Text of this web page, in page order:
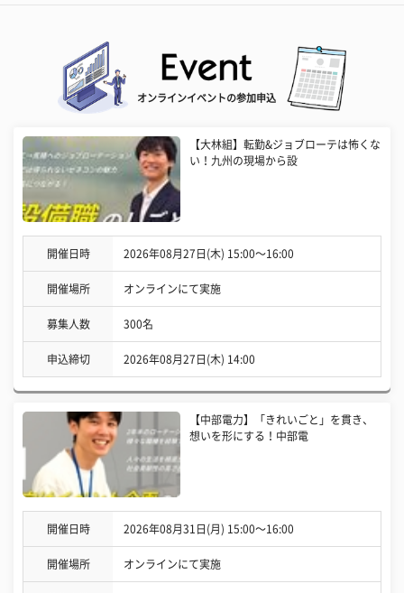
オンラインイベントの参加申込
【大林組】転勤&ジョブローテは怖くな
い！九州の現場から設
開催日時 2026年08月27日(木) 15:00〜16:00
開催場所 オンラインにて実施
募集人数 300名
申込締切 2026年08月27日(木) 14:00
【中部電力】「きれいごと」を貫き、
想いを形にする！中部電
開催日時 2026年08月31日(月) 15:00〜16:00
開催場所 オンラインにて実施